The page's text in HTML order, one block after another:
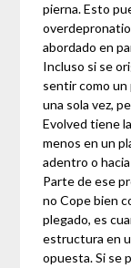
pierna. Esto
abordado en
Incluso si se
sentir como un
una sola vez,
Evolved tiene
menos en un
adentro o
Parte de ese
no Cope bien
plegado, es
estructura en
opuesta. Si se